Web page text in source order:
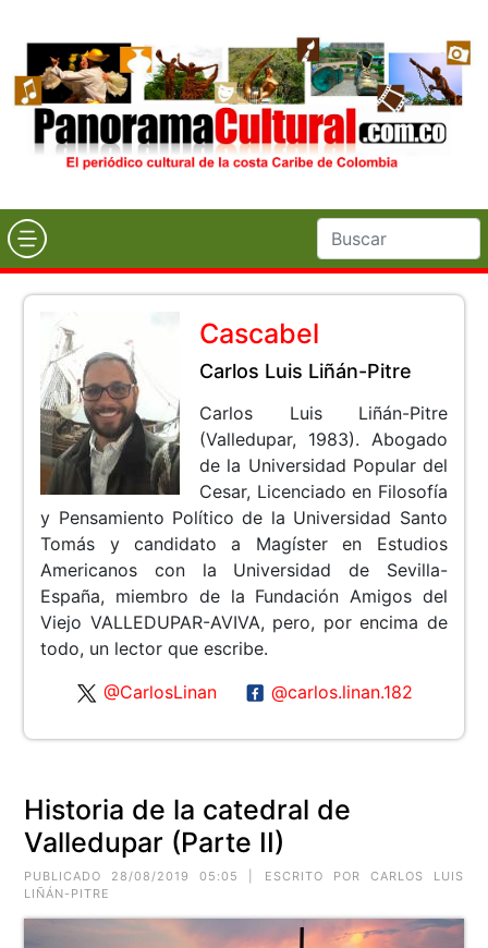
Cascabel
Carlos Luis Liñán-Pitre
Carlos Luis Liñán-Pitre
(Valledupar, 1983). Abogado
de la Universidad Popular del
Cesar, Licenciado en Filosofía
y Pensamiento Político de la Universidad Santo
Tomás y candidato a Magíster en Estudios
Americanos con la Universidad de Sevilla-
España, miembro de la Fundación Amigos del
Viejo VALLEDUPAR-AVIVA, pero, por encima de
todo, un lector que escribe.
@CarlosLinan
@carlos.linan.182
Historia de la catedral de
Valledupar (Parte II)
PUBLICADO 28/08/2019 05:05 | ESCRITO POR CARLOS LUIS
LIÑÁN-PITRE